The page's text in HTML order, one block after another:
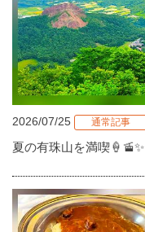
2026/07/25 通常記事
夏の有珠山を満喫🍦🚡✨